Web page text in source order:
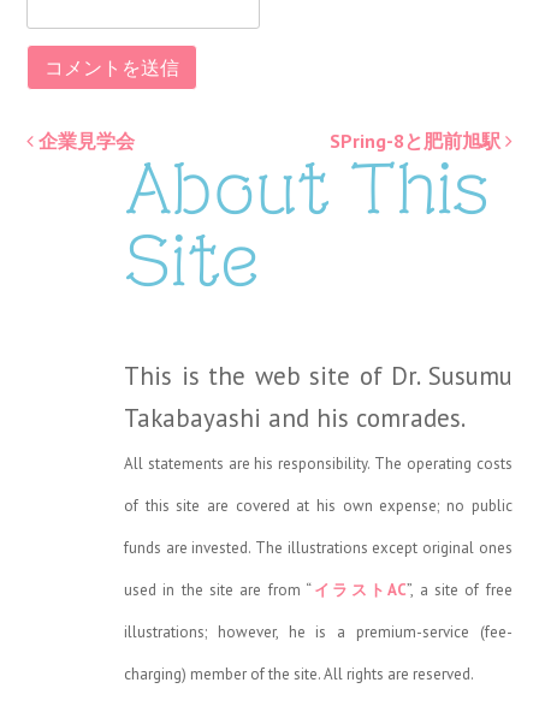
Post
navigation
企業見学会 SPring-8と肥前旭駅
About This
Site
This is the web site of Dr. Susumu
Takabayashi and his comrades.
All statements are his responsibility. The operating costs
of this site are covered at his own expense; no public
funds are invested. The illustrations except original ones
used in the site are from “イラストAC”, a site of free
illustrations; however, he is a premium-service (fee-
charging) member of the site. All rights are reserved.